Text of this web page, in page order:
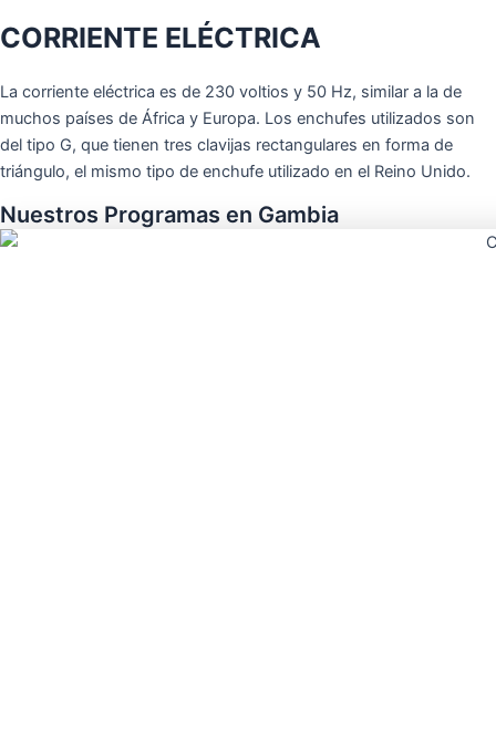
CORRIENTE ELÉCTRICA
La corriente eléctrica es de 230 voltios y 50 Hz, similar a la de
muchos países de África y Europa. Los enchufes utilizados son
del tipo G, que tienen tres clavijas rectangulares en forma de
triángulo, el mismo tipo de enchufe utilizado en el Reino Unido.
Nuestros Programas en Gambia